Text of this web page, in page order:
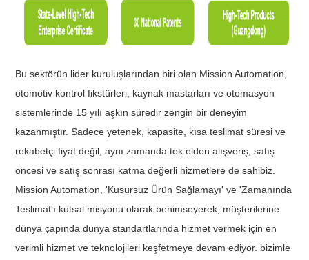
Bu sektörün lider kuruluşlarından biri olan Mission Automation,
otomotiv kontrol fikstürleri, kaynak mastarları ve otomasyon
sistemlerinde 15 yılı aşkın süredir zengin bir deneyim
kazanmıştır. Sadece yetenek, kapasite, kısa teslimat süresi ve
rekabetçi fiyat değil, aynı zamanda tek elden alışveriş, satış
öncesi ve satış sonrası katma değerli hizmetlere de sahibiz.
Mission Automation, 'Kusursuz Ürün Sağlamayı' ve 'Zamanında
Teslimat'ı kutsal misyonu olarak benimseyerek, müşterilerine
dünya çapında dünya standartlarında hizmet vermek için en
verimli hizmet ve teknolojileri keşfetmeye devam ediyor. bizimle